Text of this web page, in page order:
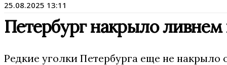
25.08.2025 13:11
Петербург накрыло ливнем
Редкие уголки Петербурга еще не накрыло